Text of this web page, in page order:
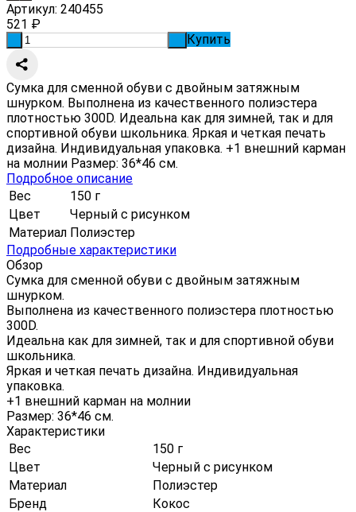
Артикул: 240455
521 ₽
Купить
Сумка для сменной обуви с двойным затяжным
шнурком. Выполнена из качественного полиэстера
плотностью 300D. Идеальна как для зимней, так и для
спортивной обуви школьника. Яркая и четкая печать
дизайна. Индивидуальная упаковка. +1 внешний карман
на молнии Размер: 36*46 см.
Подробное описание
Вес
150 г
Цвет
Черный с рисунком
Материал Полиэстер
Подробные характеристики
Обзор
Сумка для сменной обуви с двойным затяжным
шнурком.
Выполнена из качественного полиэстера плотностью
300D.
Идеальна как для зимней, так и для спортивной обуви
школьника.
Яркая и четкая печать дизайна. Индивидуальная
упаковка.
+1 внешний карман на молнии
Размер: 36*46 см.
Характеристики
Вес
150 г
Цвет
Черный с рисунком
Материал
Полиэстер
Бренд
Кокос